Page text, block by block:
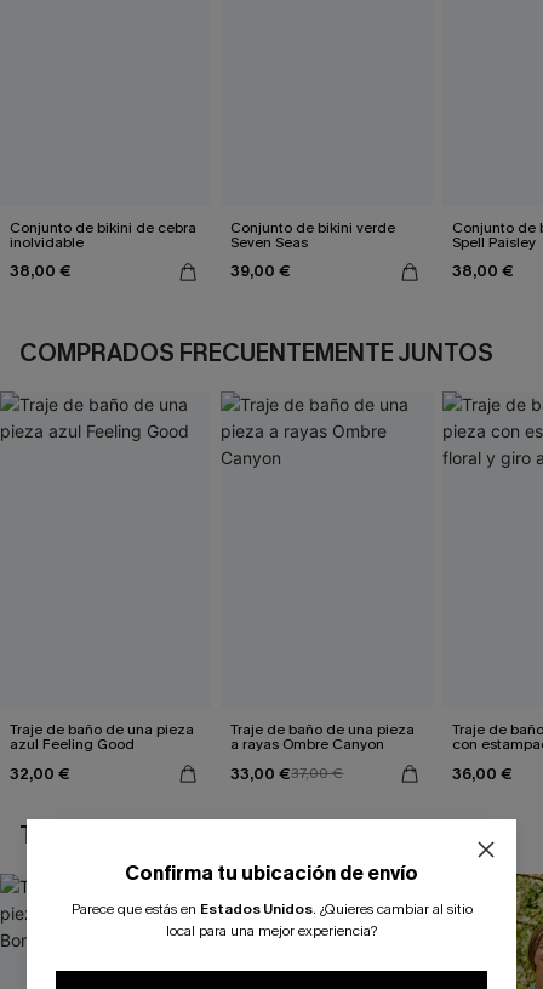
Conjunto de bikini de cebra
inolvidable
38,00 €
Conjunto de bikini verde
Seven Seas
39,00 €
Conjunto de
Spell Paisley
38,00 €
COMPRADOS FRECUENTEMENTE JUNTOS
Traje de baño de una pieza
azul Feeling Good
32,00 €
Traje de baño de una pieza
a rayas Ombre Canyon
33,00 €37,00 €
Traje de
con
36,00 €
TAMBIÉN TE PUEDE GUSTAR
Confirma tu ubicación de envío
Parece que estás en Estados Unidos. ¿Quieres cambiar al sitio
local para una mejor experiencia?